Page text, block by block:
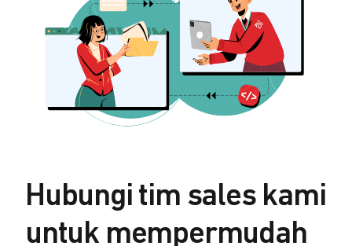
Hubungi tim sales kami
untuk mempermudah